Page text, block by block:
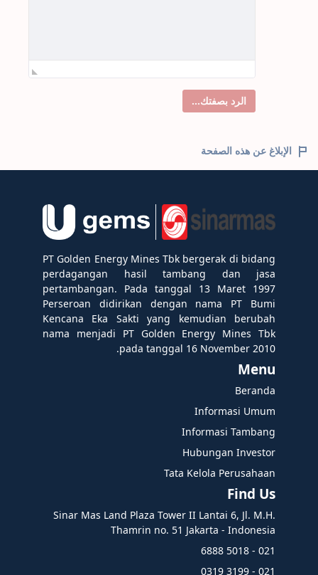
الرد بصفتك...
الإبلاغ عن هذه الصفحة
PT Golden Energy Mines Tbk bergerak di bidang
perdagangan hasil tambang dan jasa
pertambangan. Pada tanggal 13 Maret 1997
Perseroan didirikan dengan nama PT Bumi
Kencana Eka Sakti yang kemudian berubah
nama menjadi PT Golden Energy Mines Tbk
pada tanggal 16 November 2010.
Menu
Beranda
Informasi Umum
Informasi Tambang
Hubungan Investor
Tata Kelola Perusahaan
Find Us
Sinar Mas Land Plaza Tower II Lantai 6, Jl. M.H.
Thamrin no. 51 Jakarta - Indonesia
021 - 5018 6888
021 - 3199 0319